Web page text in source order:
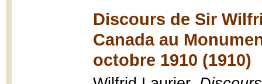
Discours de Sir
Canada au
octobre 1910 (1910)